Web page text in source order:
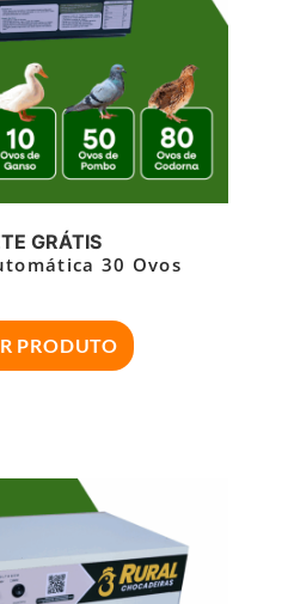
GRÁTIS
30 Ovos
PRODUTO